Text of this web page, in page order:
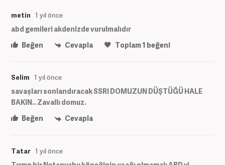
metin 1 yıl önce
abd gemileri akdenizde vurulmalıdır
Beğen
Cevapla Toplam1 beğeni
Selim 1 yıl önce
savaşları sonlandıracak SSRI DOMUZUN DÜŞTÜĞÜ HALE
BAKIN.. Zavallı domuz.
Beğen
Cevapla
Tatar 1 yıl önce